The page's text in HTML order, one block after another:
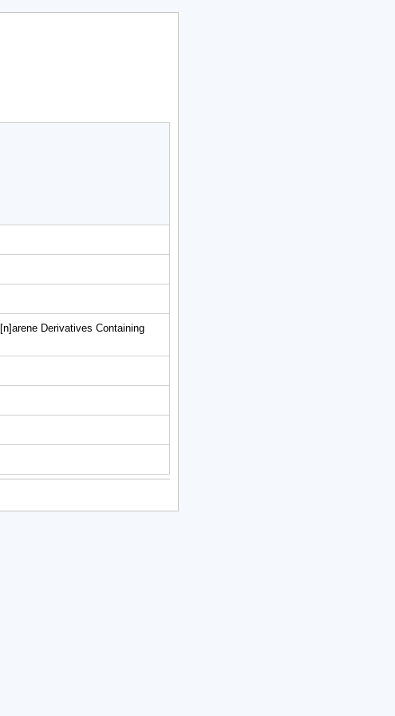
Derivatives Containing